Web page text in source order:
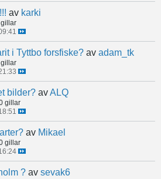
av karki
i Tyttbo forsfiske? av adam_tk
bilder? avALQ
gillar
av Mikael
gillar
? av sevak6